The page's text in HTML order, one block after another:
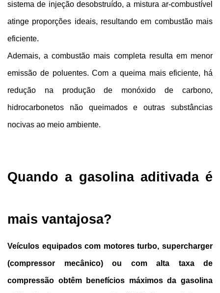
sistema de injeção desobstruído, a mistura ar-combustível
atinge proporções ideais, resultando em combustão mais
eficiente.
Ademais, a combustão mais completa resulta em menor
emissão de poluentes. Com a queima mais eficiente, há
redução na produção de monóxido de carbono,
hidrocarbonetos não queimados e outras substâncias
nocivas ao meio ambiente.
Quando a gasolina aditivada é
mais vantajosa?
Veículos equipados com motores turbo, supercharger
(compressor mecânico) ou com alta taxa de
compressão obtêm benefícios máximos da gasolina